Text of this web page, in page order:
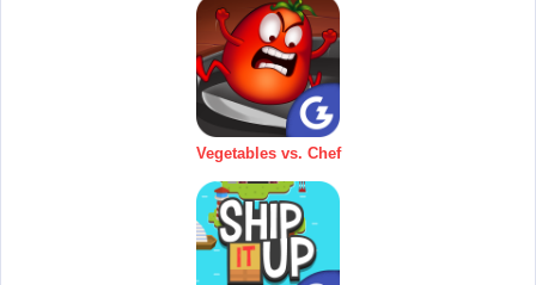
Vegetables vs. Chef